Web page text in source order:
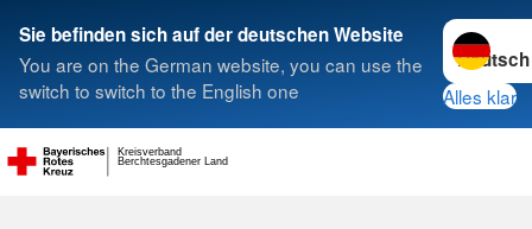
Sie befinden sich auf der deutschen Website
You are on the German website, you can use the
switch to switch to the English one
Sprache
Alles klar
Berchtesgadener Land
Kreisverband
Suche